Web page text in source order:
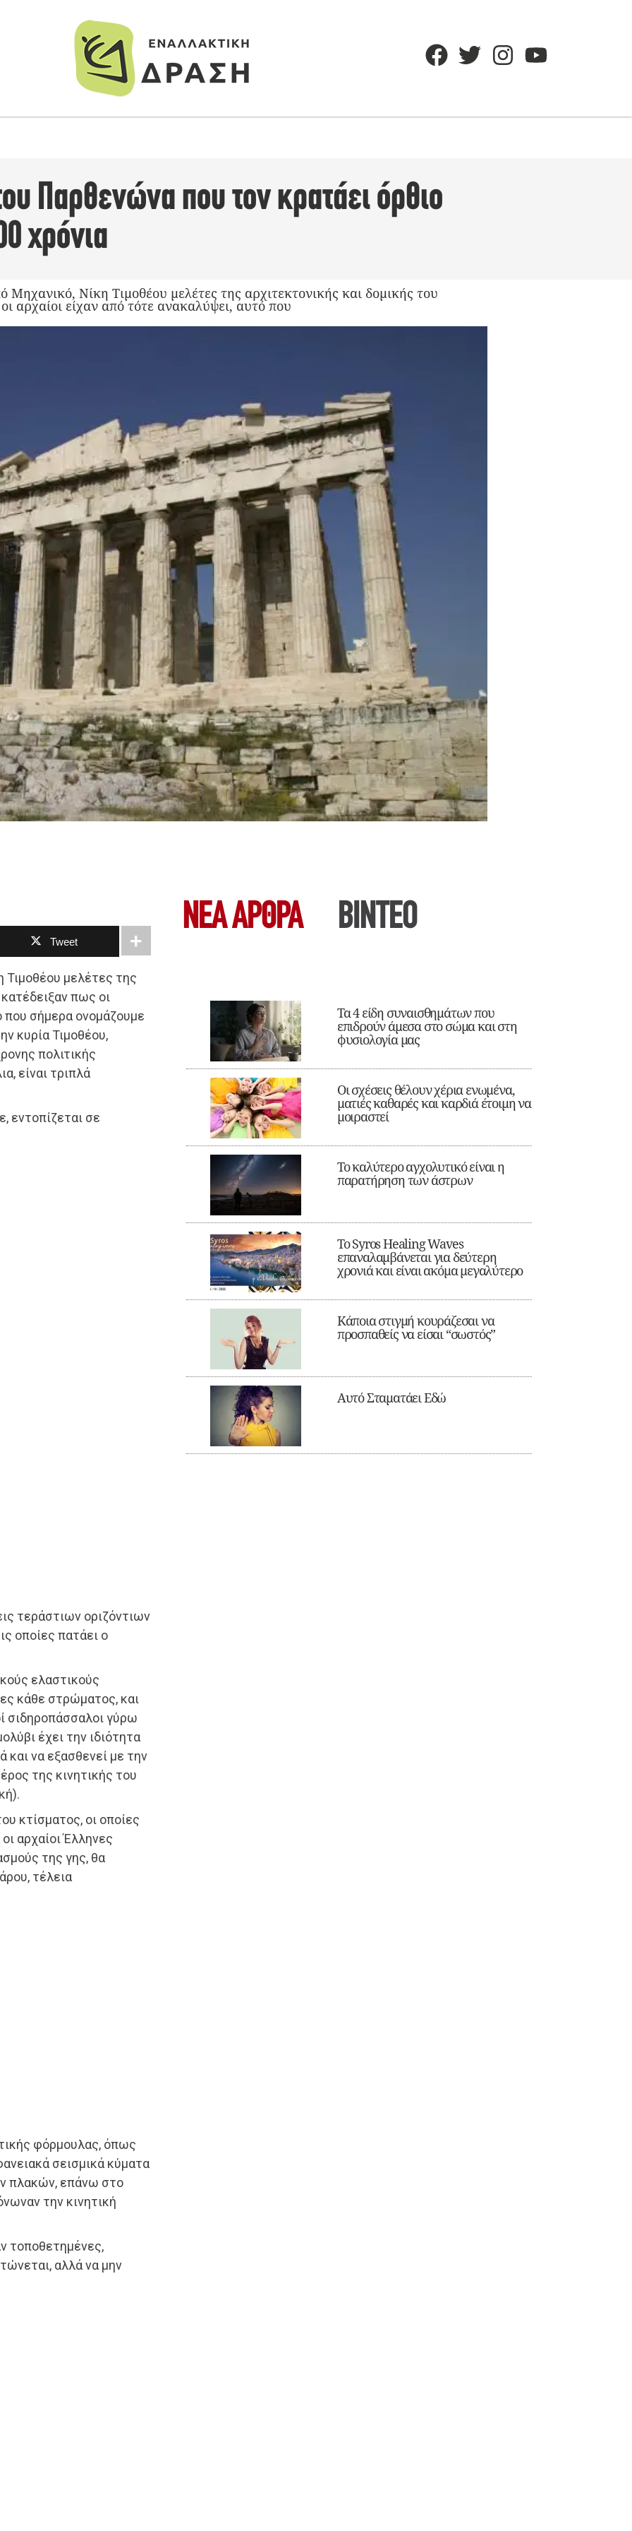
Παρθενώνα που τον κρατάει όρθιο
χρόνια
Νίκη Τιμοθέου μελέτες της αρχιτεκτονικής και δομικής του
αρχαίοι είχαν από τότε ανακαλύψει, αυτό που
Tweet
Τιμοθέου μελέτες της
πως οι
που σήμερα ονομάζουμε
κυρία Τιμοθέου,
πολιτικής
είναι τριπλά
εντοπίζεται σε
τεράστιων οριζόντιων
οποίες πατάει ο
ελαστικούς
κάθε στρώματος, και
σιδηροπάσσαλοι γύρω
έχει την ιδιότητα
και να εξασθενεί με την
της κινητικής του
κτίσματος, οι οποίες
αρχαίοι Έλληνες
της γης, θα
τέλεια
φόρμουλας, όπως
σεισμικά κύματα
πλακών, επάνω στο
την κινητική
τοποθετημένες,
αλλά να μην
ΝΕΑ ΆΡΘΡΑ ΒΙΝΤΕΟ
Τα 4 είδη συναισθημάτων που
επιδρούν άμεσα στο σώμα και στη
φυσιολογία μας
Οι σχέσεις θέλουν χέρια ενωμένα,
ματιές καθαρές και καρδιά έτοιμη να
μοιραστεί
Το καλύτερο αγχολυτικό είναι η
παρατήρηση των άστρων
Το Syros Healing Waves
επαναλαμβάνεται για δεύτερη
χρονιά και είναι ακόμα μεγαλύτερο
Κάποια στιγμή κουράζεσαι να
προσπαθείς να είσαι “σωστός”
Αυτό Σταματάει Εδώ